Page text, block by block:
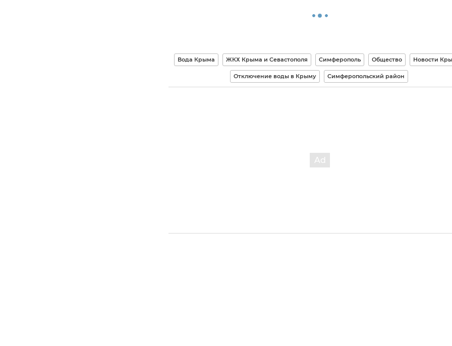
Вода Крыма ЖКХ Крыма и Севастополя Симферополь Общество Новости
Отключение воды в Крыму Симферопольский район